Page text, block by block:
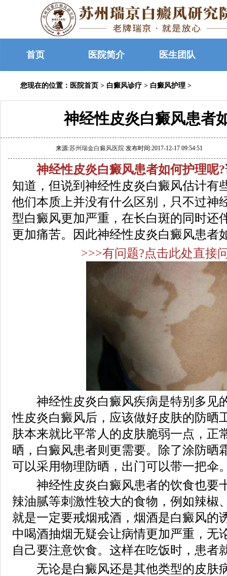
首页 医院简介 医生团队
您现在的位置： 医院首页 > 白癜风诊疗 > 白癜风护理 >
神经性皮炎白癜风患者
来源:苏州瑞金白癜风医院 发布时间:2017-12-17 09:54:51
神经性皮炎白癜风患者如何护理呢?
知道，但说到神经性皮炎白癜风估计有
他们本质上并没有什么区别，只不过神
型白癜风更加严重，在长白斑的同时还
更加痛苦。因此神经性皮炎白癜风患者
>>>有问题?点击此处直接
神经性皮炎白癜风疾病是特别多见
性皮炎白癜风后，应该做好皮肤的防晒
肤本来就比平常人的皮肤脆弱一点，正
晒，白癜风患者则更需要。除了涂防晒
可以采用物理防晒，出门可以带一把伞
神经性皮炎白癜风患者的饮食也要
辣油腻等刺激性较大的食物，例如辣椒
就是一定要戒烟戒酒，烟酒是白癜风的
中喝酒抽烟无疑会让病情更加严重，无
自己要注意饮食。这样在吃饭时，患者
无论是白癜风还是其他类型的皮肤